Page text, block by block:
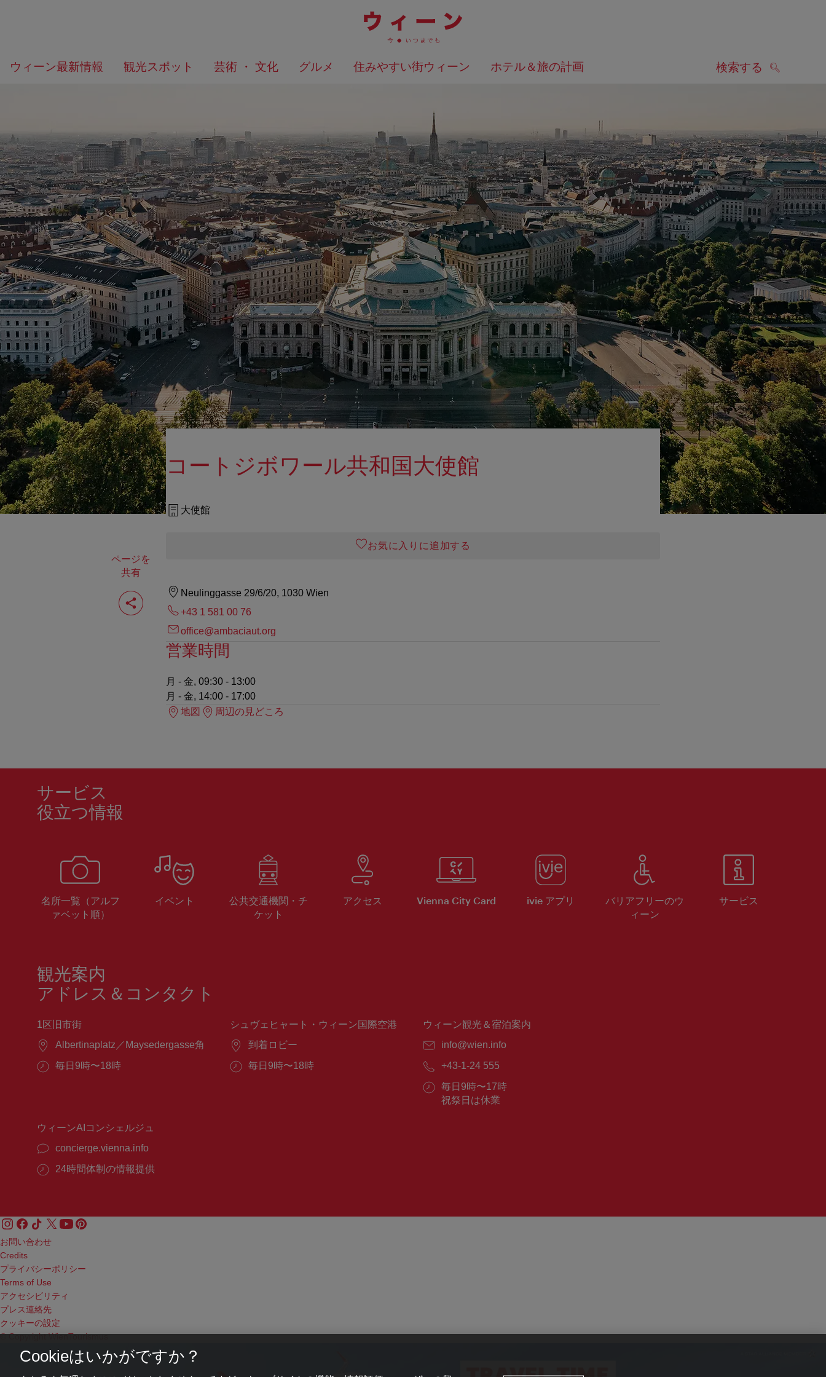
ニ
の
ッ
プ
へ
ウィーン最新情報 観光スポット 芸術 ・ 文化 グルメ 住みやすい街ウィーン ホテル＆旅の計画 検索する
何
を
か？
ページを
共有
ペ
ー
ジ
コートジボワール共和国大使館
大使館
お気に入りに追加する
Neulinggasse 29/6/20, 1030 Wien
+43 1 581 00 76
office@ambaciaut.org
営業時間
月 - 金, 09:30 - 13:00
月 - 金, 14:00 - 17:00
地図
周辺の見どころ
サービス
役立つ情報
名所一覧（アルフ
ァベット順）
イベント
公共交通機関・チ
ケット
アクセス Vienna City Card ivie アプリ
バリアフリーのウ
ィーン
サービス
観光案内
アドレス＆コンタクト
1区旧市街
場
Albertinaplatz／Maysedergasse角
営
毎日9時〜18時
シュヴェヒャート・ウィーン国際空港
場
到着ロビー
営
毎日9時〜18時
ウィーン観光＆宿泊案内
E
ー
ル：
info@wien.info
電
番
号：
+43-1-24 555
営
業
毎日9時〜17時
祝祭日は休業
ウィーンAIコンシェルジュ
concierge.vienna.info
24時間体制の情報提供
お問い合わせ
Credits
プライバシーポリシー
Terms of Use
アクセシビリティ
プレス連絡先
クッキーの設定
© Copyright WienTourismus
Cookieはいかがですか？